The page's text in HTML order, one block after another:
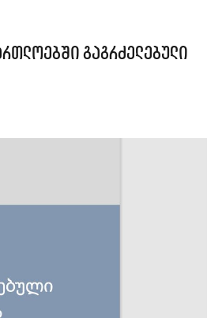
გაგრძელებული